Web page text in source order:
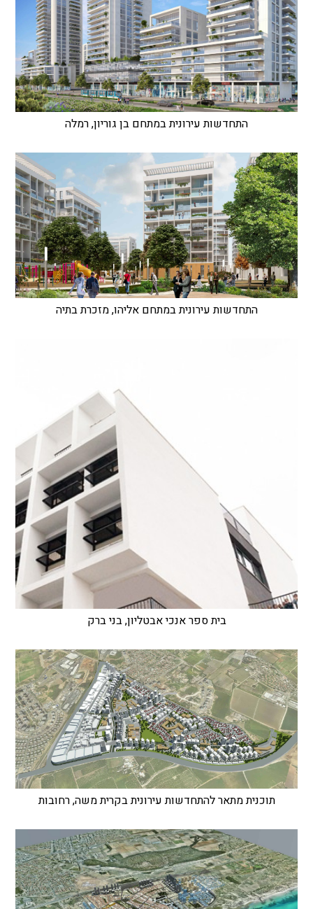
התחדשות עירונית במתחם בן גוריון, רמלה
התחדשות עירונית במתחם אליהו, מזכרת בתיה
בית ספר אנכי אבטליון, בני ברק
תוכנית מתאר להתחדשות עירונית בקרית משה, רחובות